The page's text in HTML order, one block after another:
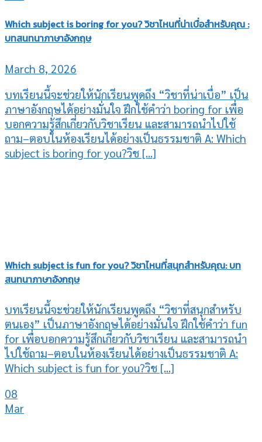
Which subject is boring for you? วิชาไหนที่น่าเบื่อสำหรับคุณ :
บทสนทนาภาษาอังกฤษ
March 8, 2026
บทเรียนนี้จะช่วยให้นักเรียนพูดถึง “วิชาที่น่าเบื่อ” เป็น
ภาษาอังกฤษได้อย่างมั่นใจ ฝึกใช้คำว่า boring for เพื่อ
บอกความรู้สึกเกี่ยวกับวิชาเรียน และสามารถนำไปใช้
ถาม–ตอบในห้องเรียนได้อย่างเป็นธรรมชาติ A: Which
subject is boring for you?วิช [...]
Which subject is fun for you? วิชาไหนที่สนุกสำหรับคุณ: บท
สนทนาภาษาอังกฤษ
บทเรียนนี้จะช่วยให้นักเรียนพูดถึง “วิชาที่สนุกสำหรับ
ตนเอง” เป็นภาษาอังกฤษได้อย่างมั่นใจ ฝึกใช้คำว่า fun
for เพื่อบอกความรู้สึกเกี่ยวกับวิชาเรียน และสามารถนำ
ไปใช้ถาม–ตอบในห้องเรียนได้อย่างเป็นธรรมชาติ A:
Which subject is fun for you?วิช [...]
08
Mar